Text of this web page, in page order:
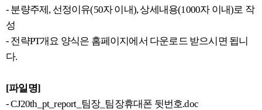
- 분량주제, 선정이유(50자 이내), 상세내용(1000자 이내)로 작
성
- 전략PT개요 양식은 홈페이지에서 다운로드 받으시면 됩니
다.
[파일명]
- CJ20th_pt_report_팀장_팀장휴대폰 뒷번호.doc